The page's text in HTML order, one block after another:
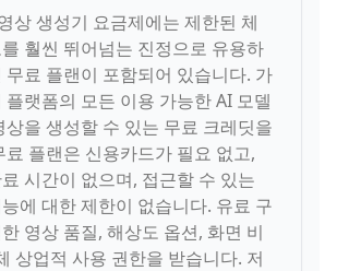
상 생성기 요금제에는 제한된 체
훨씬 뛰어넘는 진정으로 유용하
무료 플랜이 포함되어 있습니다. 가
플랫폼의 모든 이용 가능한 AI 모델
상을 생성할 수 있는 무료 크레딧을
료 플랜은 신용카드가 필요 없고,
시간이 없으며, 접근할 수 있는
에 대한 제한이 없습니다. 유료 구
영상 품질, 해상도 옵션, 화면 비
상업적 사용 권한을 받습니다. 저